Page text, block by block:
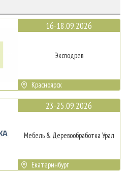
16-18.09.2026
Эксподрев
Красноярск
23-25.09.2026
Мебель & Деревообработка Урал
Екатеринбург